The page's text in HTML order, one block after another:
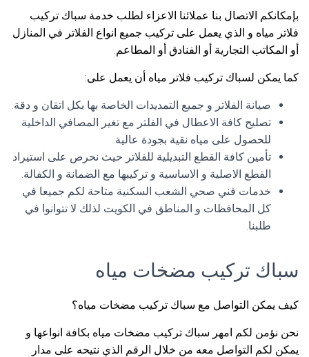
بإمكانكم الاتصال بنا عملائنا الاعزاء لطلب خدمة سباك تركيب
فلاتر مياه و الذي يعمل على تركيب جميع انواع الفلاتر في المنازل
أو المكاتب التجارية أو الفنادق أو المطاعم.
كما يمكن لسباك تركيب فلاتر مياه أن يعمل على:
صيانة الفلاتر و جميع التمديدات الخاصة بها بكل اتقان و دقة.
تصليح كافة الاعطال في الفلتر مع تغير المصافي الداخلية
للحصول على مياه نقية بجودة عالية.
تأمين كافة القطع التبديلية للفلاتر حيث نحرص على استيراد
القطع الاصلية و الاساسية و تركيبها مع الضمانة و الكفالة.
خدمات فني صحي الشعب السكنية متاحة لكم جميعا في
كل المحافظات و المناطق في الكويت لذلك لا تتوانوا في
طلبنا.
سباك تركيب مضخات مياه
كيف يمكن التواصل مع سباك تركيب مضخات مياه؟
نحن نؤمن لكم امهر سباك تركيب مضخات مياه بكافة انواعها و
يمكن لكم التواصل معه من خلال الرقم الذي نتيحه على مدار